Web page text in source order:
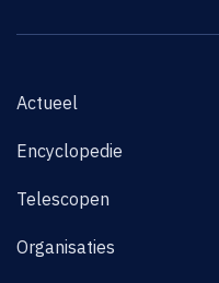
Actueel
Encyclopedie
Telescopen
Organisaties